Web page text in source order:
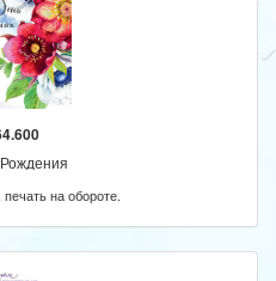
на обороте.